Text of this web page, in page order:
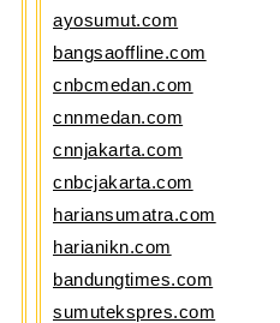
ayosumut.com
bangsaoffline.com
cnbcmedan.com
cnnmedan.com
cnnjakarta.com
cnbcjakarta.com
hariansumatra.com
harianikn.com
bandungtimes.com
sumutekspres.com